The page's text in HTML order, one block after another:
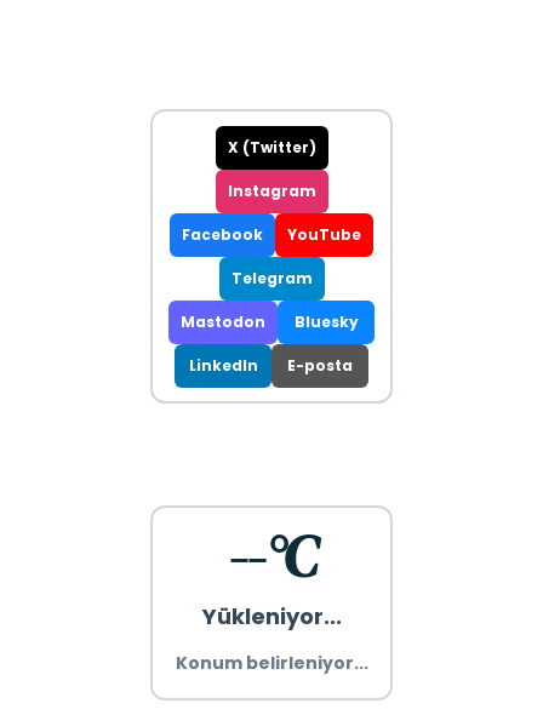
X (Twitter)
Instagram
Facebook YouTube
Telegram
Mastodon Bluesky
LinkedIn E-posta
--°C
Yükleniyor...
Konum belirleniyor...